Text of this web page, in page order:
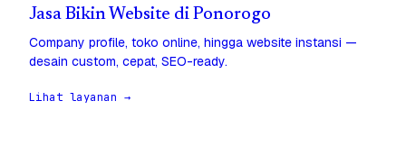
Jasa Bikin Website di Ponorogo
Company profile, toko online, hingga website instansi —
desain custom, cepat, SEO-ready.
Lihat layanan →